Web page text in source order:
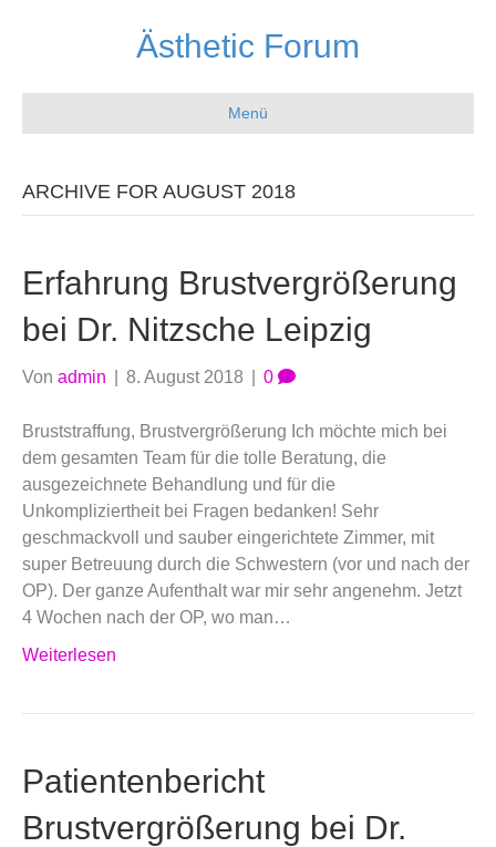
Ästhetic Forum
Menü
ARCHIVE FOR AUGUST 2018
Erfahrung Brustvergrößerung
bei Dr. Nitzsche Leipzig
Von admin 8. August 2018 0
Bruststraffung, Brustvergrößerung Ich möchte mich bei
dem gesamten Team für die tolle Beratung, die
ausgezeichnete Behandlung und für die
Unkompliziertheit bei Fragen bedanken! Sehr
geschmackvoll und sauber eingerichtete Zimmer, mit
super Betreuung durch die Schwestern (vor und nach der
OP). Der ganze Aufenthalt war mir sehr angenehm. Jetzt
4 Wochen nach der OP, wo man…
Weiterlesen
Patientenbericht
Brustvergrößerung bei Dr.